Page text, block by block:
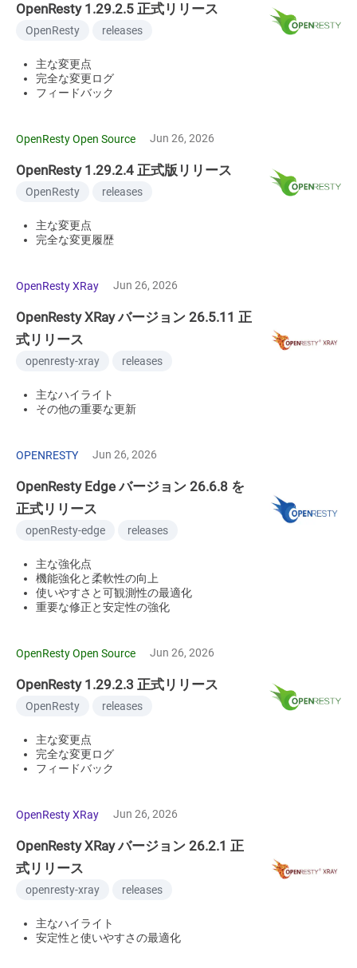
OpenResty 1.29.2.5 正式リリース
OpenResty releases
主な変更点
完全な変更ログ
フィードバック
OpenResty Open Source Jun 26, 2026
OpenResty 1.29.2.4 正式版リリース
OpenResty releases
主な変更点
完全な変更履歴
OpenResty XRay Jun 26, 2026
OpenResty XRay バージョン 26.5.11 正
式リリース
openresty-xray releases
主なハイライト
その他の重要な更新
OPENRESTY Jun 26, 2026
OpenResty Edge バージョン 26.6.8 を
正式リリース
openResty-edge releases
主な強化点
機能強化と柔軟性の向上
使いやすさと可観測性の最適化
重要な修正と安定性の強化
OpenResty Open Source Jun 26, 2026
OpenResty 1.29.2.3 正式リリース
OpenResty releases
主な変更点
完全な変更ログ
フィードバック
OpenResty XRay Jun 26, 2026
OpenResty XRay バージョン 26.2.1 正
式リリース
openresty-xray releases
主なハイライト
安定性と使いやすさの最適化